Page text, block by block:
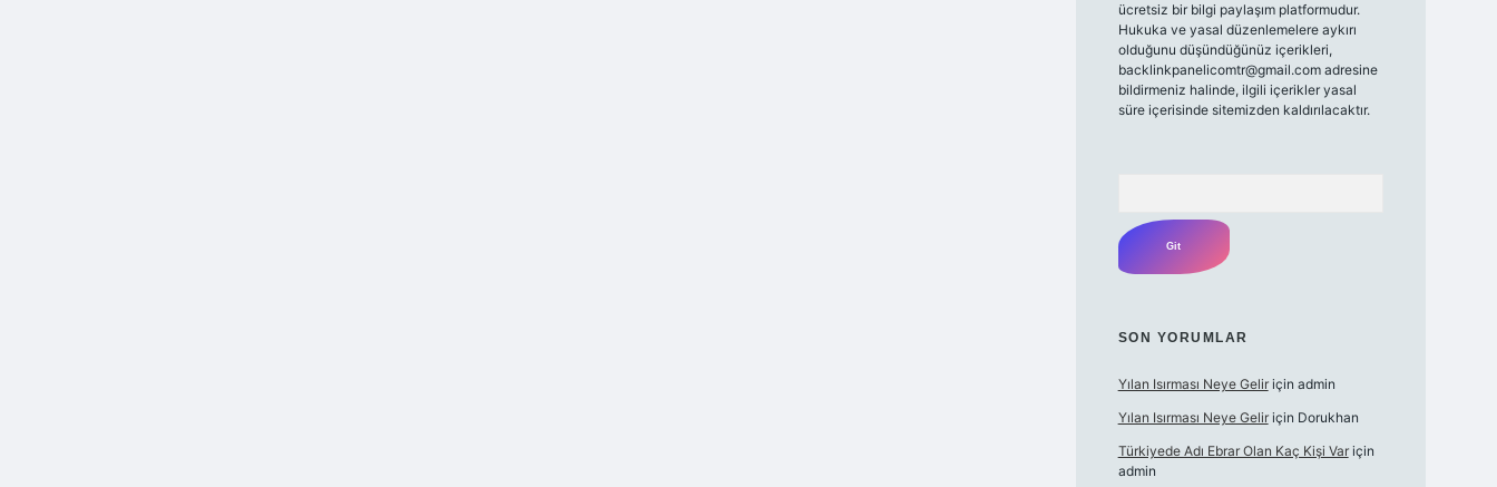
ücretsiz bir bilgi paylaşım platformudur.
Hukuka ve yasal düzenlemelere aykırı
olduğunu düşündüğünüz içerikleri,
backlinkpanelicomtr@gmail.comadresine
bildirmeniz halinde, ilgili içerikler yasal
süre içerisinde sitemizden kaldırılacaktır.
SON YORUMLAR
Yılan Isırması Neye Geliriçin admin
Yılan Isırması Neye Geliriçin Dorukhan
Türkiyede Adı Ebrar Olan Kaç Kişi Variçin
admin